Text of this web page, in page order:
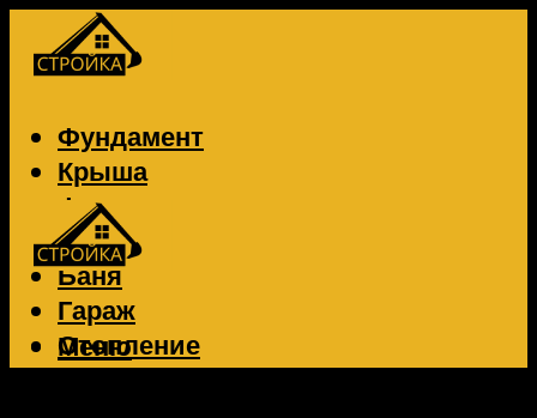
Фундамент
Крыша
Фасад
Забор
Баня
Гараж
Отопление
Вентиляция
Меню